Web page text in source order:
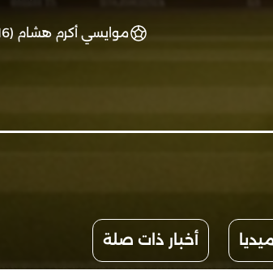
موايسي أكرم هشام (16')
أخبار ذات صلة